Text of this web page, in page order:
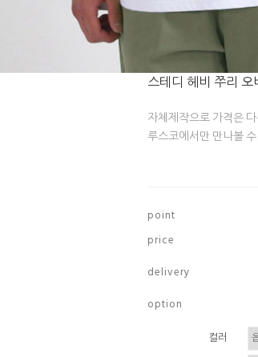
스테디 헤비 쭈리 오
자체제작으로 가격은
루스코에서만 만나볼
p o i n t
p r i c e
d e l i v e r y
o p t i o n
컬러